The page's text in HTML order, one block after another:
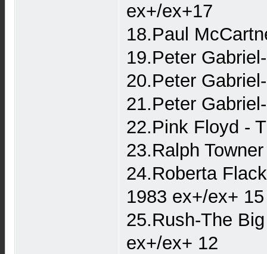
ex+/ex+17
18.Paul
19.Peter
20.Peter
21.Peter
22.Pink Floyd -
23.Ralph
24.Roberta
1983 ex+/ex+ 15
25.Rush-The
ex+/ex+ 12